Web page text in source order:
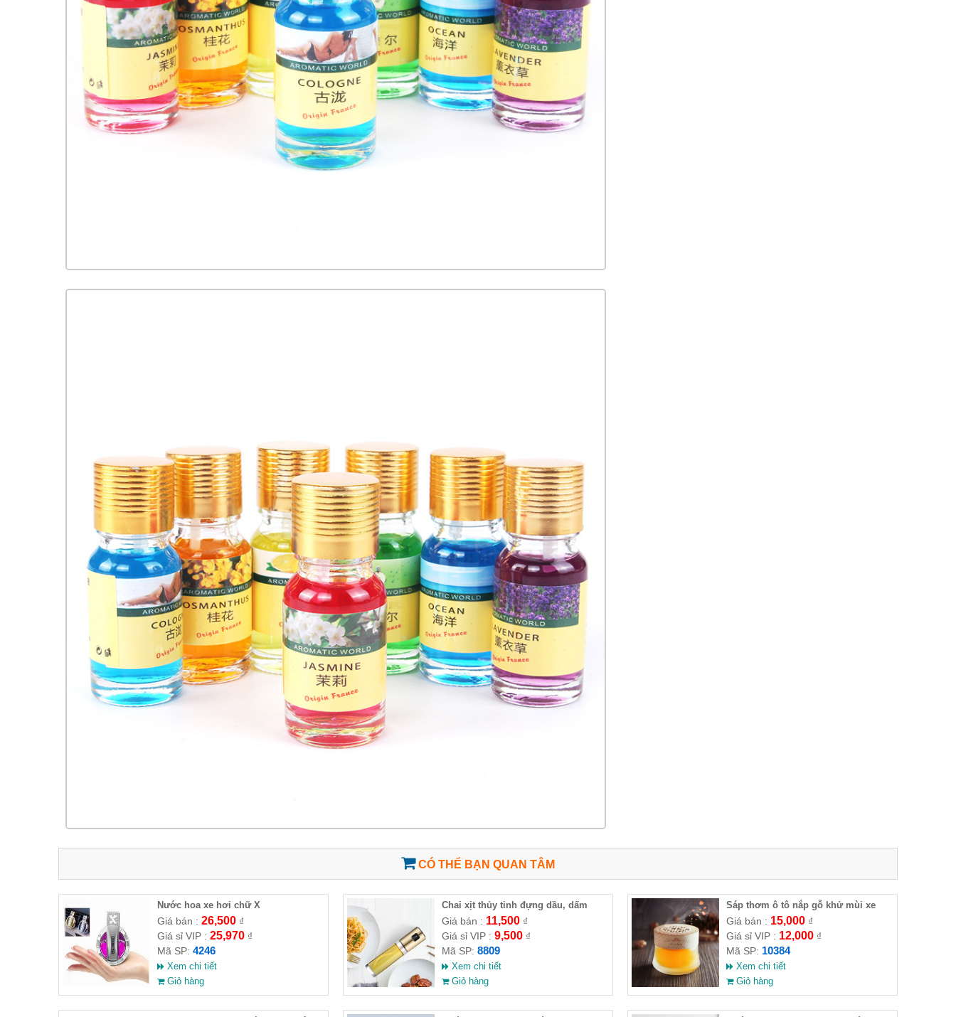
CÓ THỂ BẠN QUAN TÂM
Nước hoa xe hơi chữ X
Giá bán : 26,500₫
Giá sỉ VIP : 25,970₫
Mã SP: 4246
Xem chi tiết
Giỏ hàng
Chai xịt thủy tinh đựng dầu, dấm
4x18cm -100ml
Giá bán : 11,500₫
Giá sỉ VIP : 9,500₫
Mã SP: 8809
Xem chi tiết
Giỏ hàng
Sáp thơm ô tô nắp gỗ khử mùi xe
nhà cửa
Giá bán : 15,000₫
Giá sỉ VIP : 12,000₫
Mã SP: 10384
Xem chi tiết
Giỏ hàng